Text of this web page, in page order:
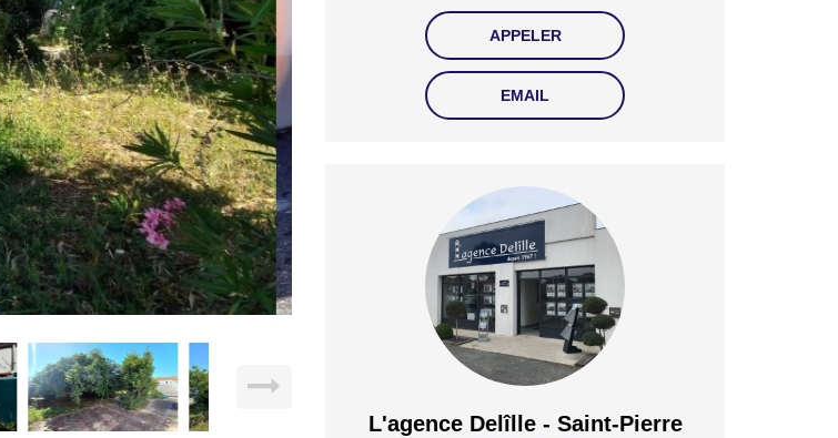
APPELER
EMAIL
L'agence Delîlle - Saint-Pierre